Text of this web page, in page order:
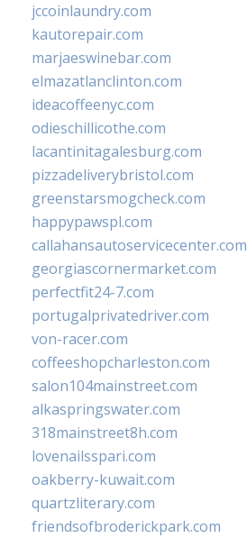
jccoinlaundry.com
kautorepair.com
marjaeswinebar.com
elmazatlanclinton.com
ideacoffeenyc.com
odieschillicothe.com
lacantinitagalesburg.com
pizzadeliverybristol.com
greenstarsmogcheck.com
happypawspl.com
callahansautoservicecenter.com
georgiascornermarket.com
perfectfit24-7.com
portugalprivatedriver.com
von-racer.com
coffeeshopcharleston.com
salon104mainstreet.com
alkaspringswater.com
318mainstreet8h.com
lovenailsspari.com
oakberry-kuwait.com
quartzliterary.com
friendsofbroderickpark.com